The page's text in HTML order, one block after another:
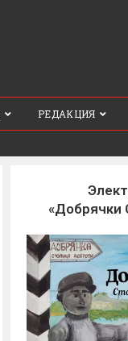
РЕДАКЦИЯ
«Добрячки